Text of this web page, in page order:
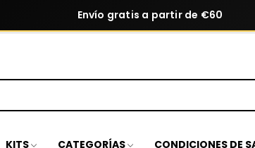
Envío gratis a partir de €60
KITS CATEGORÍAS CONDICIONES DE